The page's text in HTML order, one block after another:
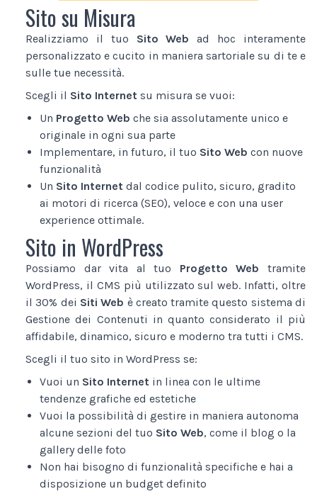
Sito su Misura
Realizziamo il tuo Sito Web ad hoc interamente
personalizzato e cucito in maniera sartoriale su di te e
sulle tue necessità.
Scegli il Sito Internet su misura se vuoi:
Un Progetto Web che sia assolutamente unico e
originale in ogni sua parte
Implementare, in futuro, il tuo Sito Web con nuove
funzionalità
Un Sito Internet dal codice pulito, sicuro, gradito
ai motori di ricerca (SEO), veloce e con una user
experience ottimale.
Sito in WordPress
Possiamo dar vita al tuo Progetto Web tramite
WordPress, il CMS più utilizzato sul web. Infatti, oltre
il 30% dei Siti Web è creato tramite questo sistema di
Gestione dei Contenuti in quanto considerato il più
affidabile, dinamico, sicuro e moderno tra tutti i CMS.
Scegli il tuo sito in WordPress se:
Vuoi un Sito Internet in linea con le ultime
tendenze grafiche ed estetiche
Vuoi la possibilità di gestire in maniera autonoma
alcune sezioni del tuo Sito Web, come il blog o la
gallery delle foto
Non hai bisogno di funzionalità specifiche e hai a
disposizione un budget definito